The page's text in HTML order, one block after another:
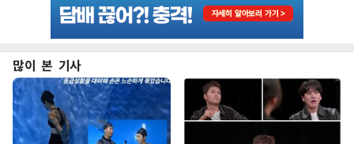
많이 본 기사